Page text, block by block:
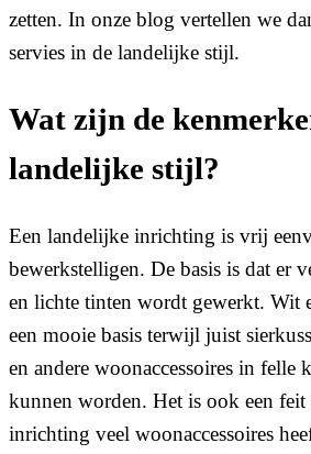
zetten. In onze blog vertellen we
servies in de landelijke stijl.
Wat zijn de
landelijke stijl?
Een landelijke inrichting is vrij
bewerkstelligen. De basis is dat er
en lichte tinten wordt gewerkt. Wit
een mooie basis terwijl juist
en andere woonaccessoires in felle
kunnen worden. Het is ook een feit
inrichting veel woonaccessoires